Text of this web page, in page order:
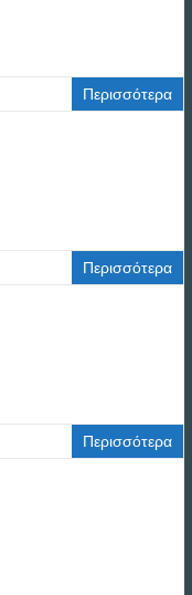
Περισσότερα
Περισσότερα
Περισσότερα